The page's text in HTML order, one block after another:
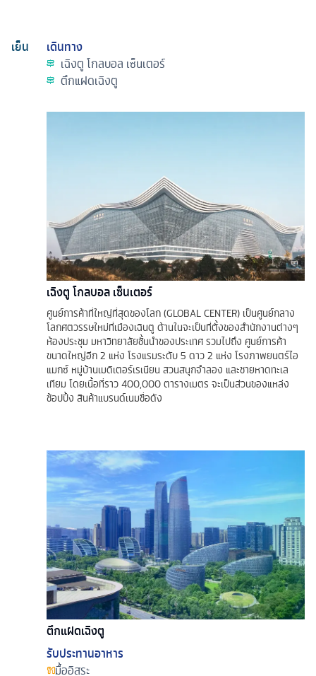
เย็น
เดินทาง
เฉิงตู โกลบอล เซ็นเตอร์
ตึกแฝดเฉิงตู
เฉิงตู โกลบอล เซ็นเตอร์
ศูนย์การค้าที่ใหญ่ที่สุดของโลก (GLOBAL CENTER) เป็นศูนย์กลาง
โลกศตวรรษใหม่ที่เมืองเฉินตู ด้านในจะเป็นที่ตั้งของสำนักงานต่างๆ
ห้องประชุม มหาวิทยาลัยชั้นนำของประเทศ รวมไปถึง ศูนย์การค้า
ขนาดใหญ่อีก 2 แห่ง โรงแรมระดับ 5 ดาว 2 แห่ง โรงภาพยนตร์ไอ
แมกซ์ หมู่บ้านเมดิเตอร์เรเนียน สวนสนุกจำลอง และชายหาดทะเล
เทียม โดยเนื้อที่ราว 400,000 ตารางเมตร จะเป็นส่วนของแหล่ง
ช้อปปิ้ง สินค้าแบรนด์เนมชื่อดัง
ตึกแฝดเฉิงตู
รับประทานอาหาร
มื้ออิสระ